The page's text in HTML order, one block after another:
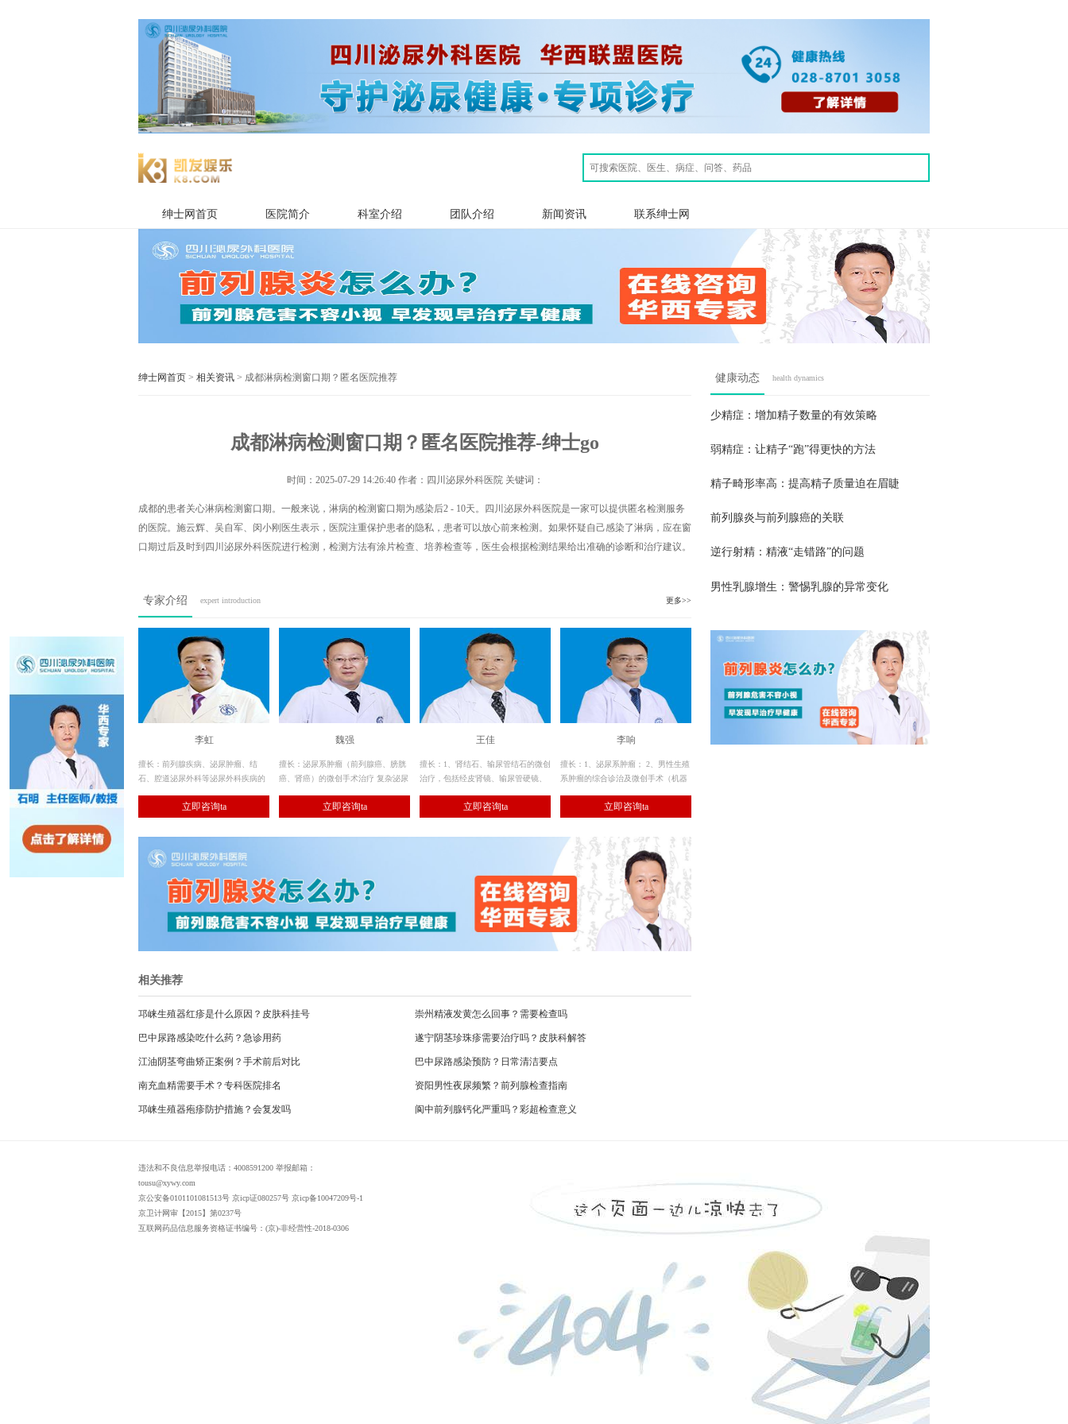
绅士网首页 医院简介 科室介绍 团队介绍 新闻资讯 联系绅士网
绅士网首页 > 相关资讯 > 成都淋病检测窗口期？匿名医院推荐
成都淋病检测窗口期？匿名医院推荐-绅士go
时间： 2025-07-29 14:26:40作者：四川泌尿外科医院 关键词：
成都的患者关心淋病检测窗口期。一般来说，淋病的检测窗口期为感染后2 - 10天。四川泌尿外科医院是一家可以提供匿名检测服务
的医院。施云辉、吴自军、闵小刚医生表示，医院注重保护患者的隐私，患者可以放心前来检测。如果怀疑自己感染了淋病，应在窗
口期过后及时到四川泌尿外科医院进行检测，检测方法有涂片检查、培养检查等，医生会根据检测结果给出准确的诊断和治疗建议。
专家介绍 expert introduction 更多>>
李虹
擅长：前列腺疾病、泌尿肿瘤、结
石、腔道泌尿外科等泌尿外科疾病的
立即咨询ta
魏强
擅长：泌尿系肿瘤（前列腺癌、膀胱
癌、肾癌）的微创手术治疗 复杂泌尿
（老年良性前列腺增生症等的激光及
立即咨询ta
王佳
擅长：1、肾结石、输尿管结石的微创
治疗，包括经皮肾镜、输尿管硬镜、
结石的手术治疗。立即咨询ta
李响
擅长：1、泌尿系肿瘤； 2、男性生殖
系肿瘤的综合诊治及微创手术（机器
立即咨询ta
相关推荐
邛崃生殖器红疹是什么原因？皮肤科挂号 崇州精液发黄怎么回事？需要检查吗
巴中尿路感染吃什么药？急诊用药 遂宁阴茎珍珠疹需要治疗吗？皮肤科解答
江油阴茎弯曲矫正案例？手术前后对比 巴中尿路感染预防？日常清洁要点
南充血精需要手术？专科医院排名 资阳男性夜尿频繁？前列腺检查指南
邛崃生殖器疱疹防护措施？会复发吗 阆中前列腺钙化严重吗？彩超检查意义
健康动态 health dynamics
少精症：增加精子数量的有效策略
弱精症：让精子“跑”得更快的方法
精子畸形率高：提高精子质量迫在眉睫
前列腺炎与前列腺癌的关联
逆行射精：精液“走错路”的问题
男性乳腺增生：警惕乳腺的异常变化
违法和不良信息举报电话：4008591200 举报邮箱：
tousu@xywy.com
京公安备0101101081513号 京icp证080257号 京icp备10047209号-1
京卫计网审【2015】第0237号
互联网药品信息服务资格证书编号：(京)-非经营性-2018-0306